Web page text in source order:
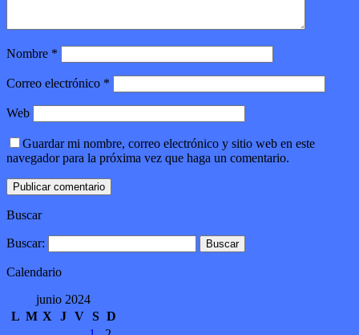
Nombre *
Correo electrónico *
Web
Guardar mi nombre, correo electrónico y sitio web en este
navegador para la próxima vez que haga un comentario.
Buscar
Buscar:
Calendario
junio 2024
L M X J V S D